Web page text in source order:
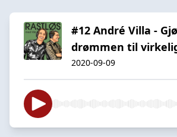
#12 André Villa -
drømmen til
2020-09-09